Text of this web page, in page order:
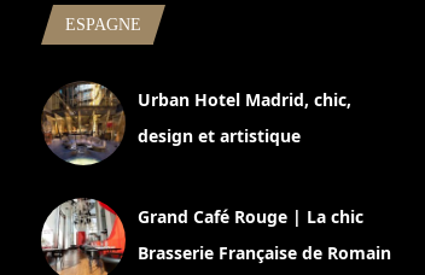
ESPAGNE
Urban Hotel Madrid, chic,
design et artistique
Grand Café Rouge | La chic
Brasserie Française de Romain